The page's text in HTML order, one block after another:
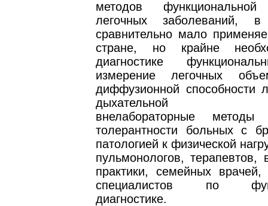
методов функциональной
легочных заболеваний,
сравнительно мало
стране, но крайне
диагностике
измерение легочных
диффузионной способности
дыхательной
внелабораторные методы
толерантности больных с
патологией к физической
пульмонологов, терапевтов,
практики, семейных
специалистов по
диагностике.